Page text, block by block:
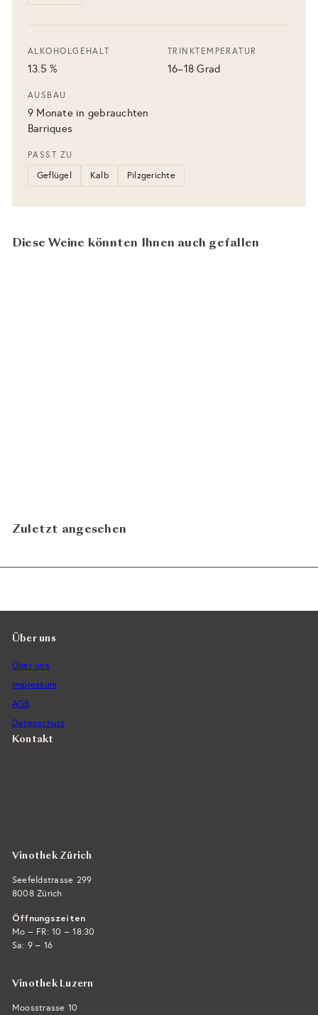
ALKOHOLGEHALT
13.5 %
TRINKTEMPERATUR
16–18 Grad
AUSBAU
9 Monate in gebrauchten
Barriques
PASST ZU
Geflügel Kalb Pilzgerichte
Diese Weine könnten Ihnen auch gefallen
Zuletzt angesehen
Über uns
Über uns
Impressum
AGB
Datenschutz
Kontakt
Vinothek Zürich
Seefeldstrasse 299
8008 Zürich
Öffnungszeiten
Mo – FR: 10 – 18:30
Sa: 9 – 16
Vinothek Luzern
Moosstrasse 10